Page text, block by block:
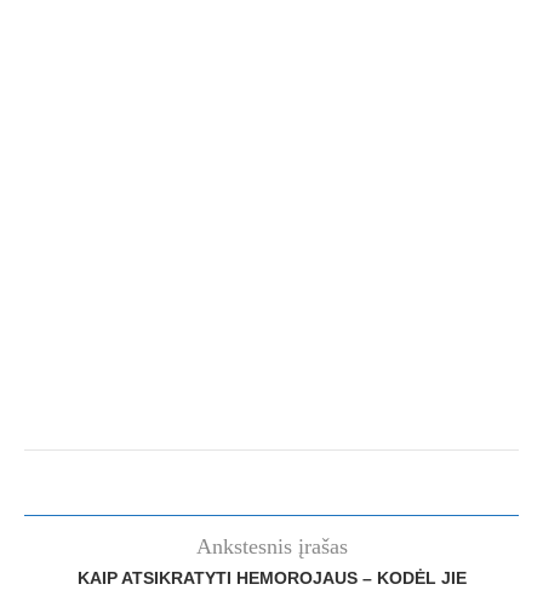
Ankstesnis įrašas
KAIP ATSIKRATYTI HEMOROJAUS – KODĖL JIE